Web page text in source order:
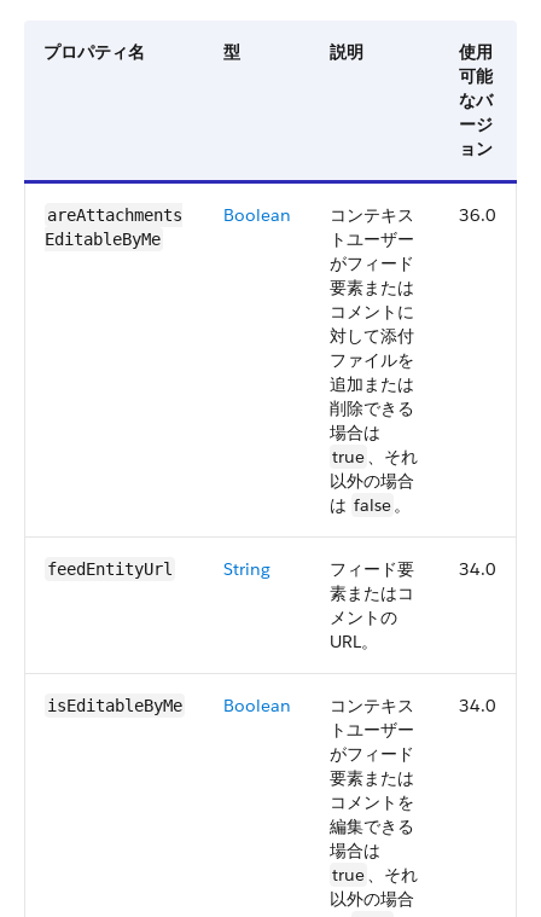
プロパティ名 型 説明
使用
可能
なバ
ージ
ョン
areAttachments​
EditableByMe
Boolean
コンテキス
トユーザー
がフィード
要素または
コメントに
対して添付
ファイルを
追加または
削除できる
場合は
true、それ
以外の場合
は false。
36.0
feedEntityUrl String
フィード要
素またはコ
メントの
URL。
34.0
isEditableByMe Boolean
コンテキス
トユーザー
がフィード
要素または
コメントを
編集できる
場合は
true、それ
以外の場合
34.0